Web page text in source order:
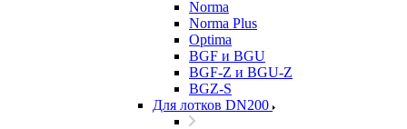
Norma
Norma Plus
Optima
BGF и BGU
BGF-Z и BGU-Z
BGZ-S
Для лотков DN200